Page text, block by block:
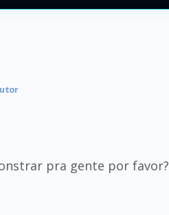
pra gente por favor?